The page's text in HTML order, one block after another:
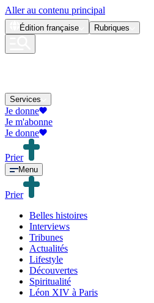
Aller au contenu principal
Édition française Rubriques
Services
Je donne
Je m'abonne
Je donne
Prier
Menu
Prier
Belles histoires
Interviews
Tribunes
Actualités
Lifestyle
Découvertes
Spiritualité
Léon XIV à Paris